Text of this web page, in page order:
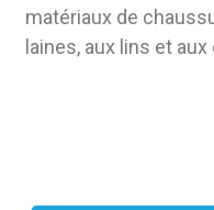
matériaux de
laines, aux lins et